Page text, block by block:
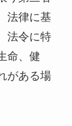
法律に基
法令に特
命、健
がある場